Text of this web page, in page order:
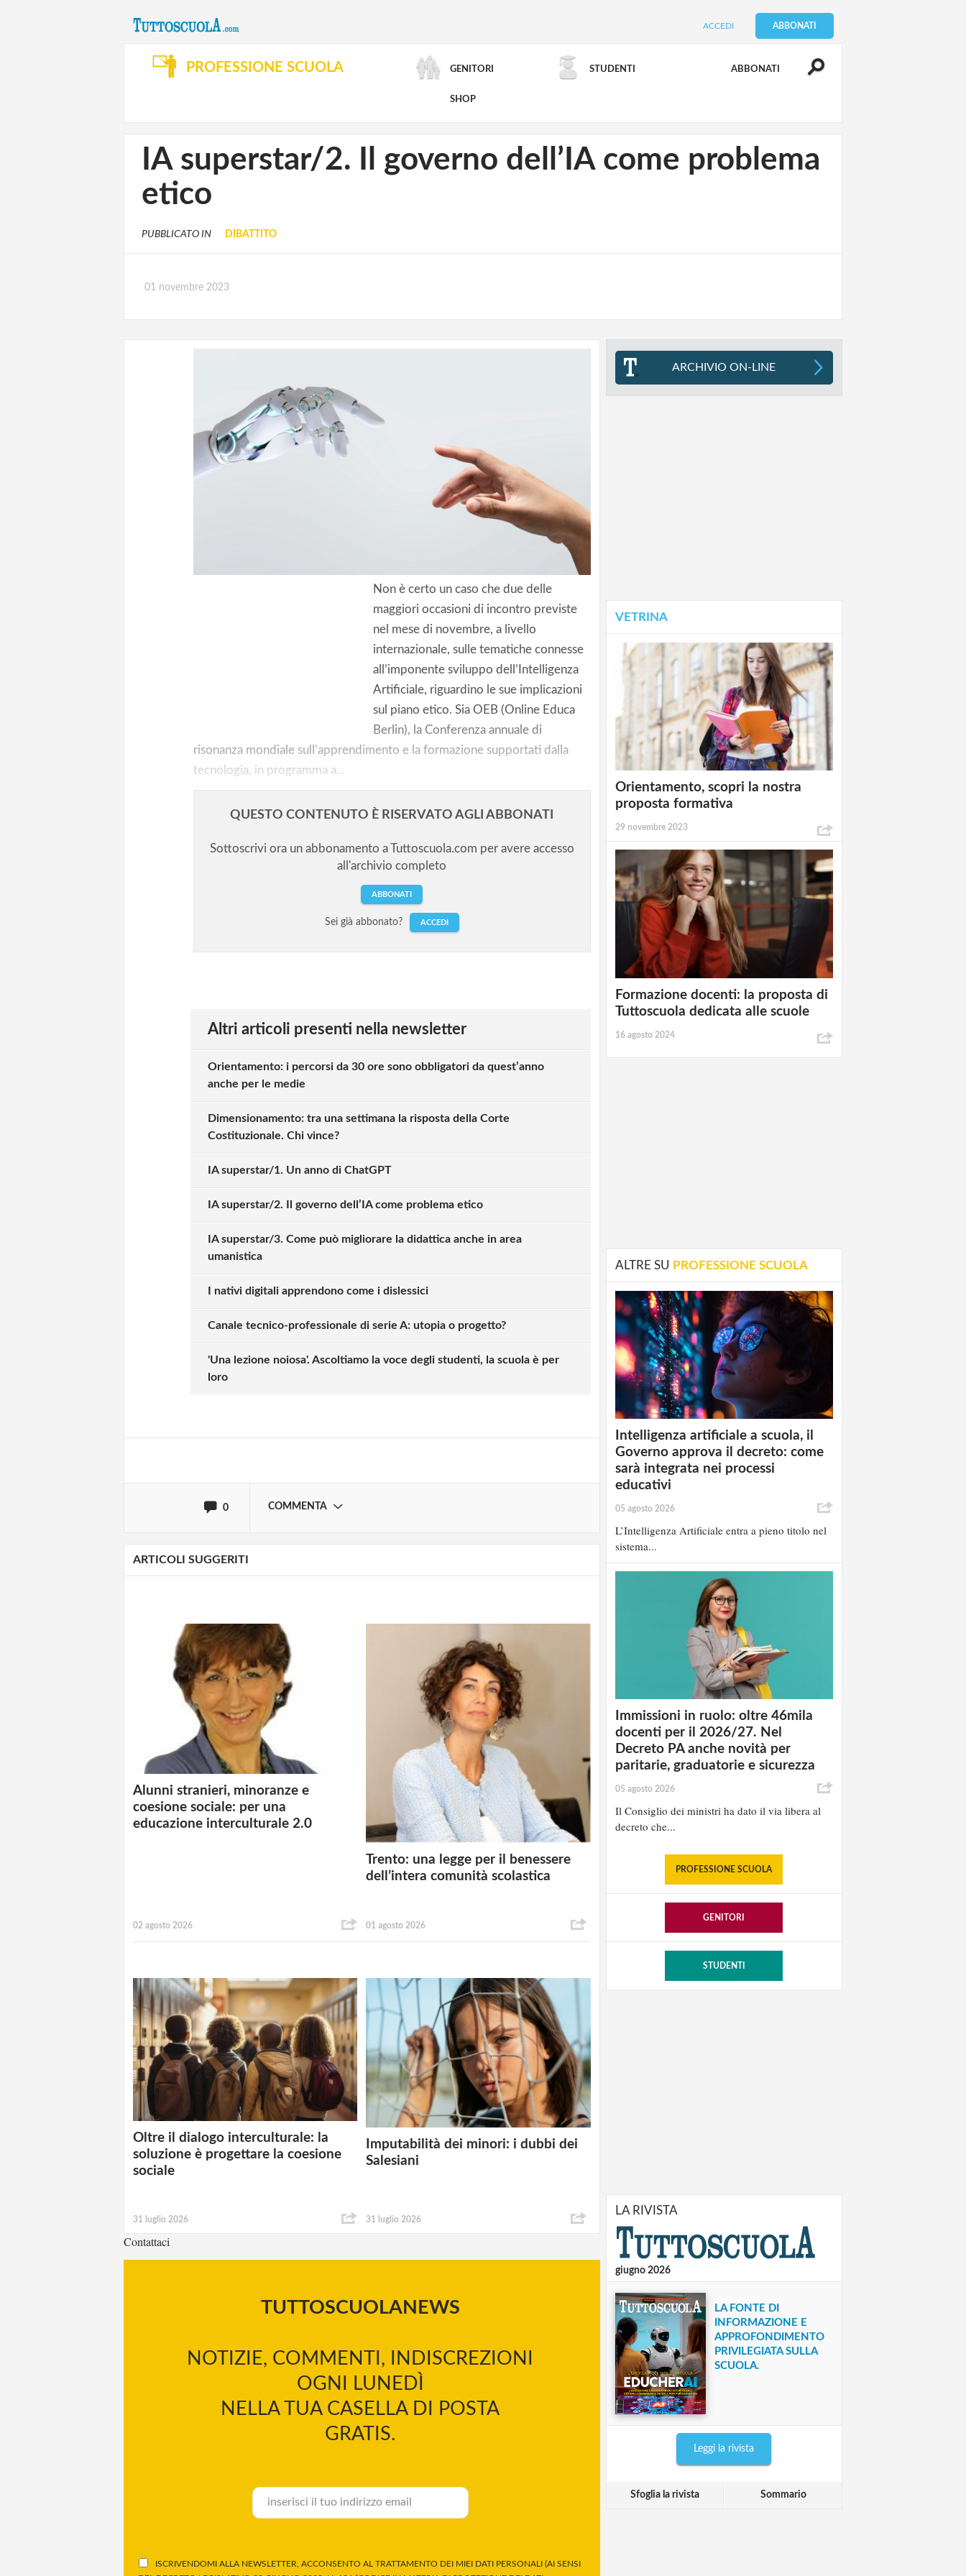
ACCEDI ABBONATI
PROFESSIONE SCUOLA GENITORI STUDENTI ABBONATI
SHOP
RICERCA AVANZATA
IA superstar/2. Il governo dell’IA come problema
etico
PUBBLICATO IN DIBATTITO
01 novembre 2023
Non è certo un caso che due delle
maggiori occasioni di incontro previste
nel mese di novembre, a livello
internazionale, sulle tematiche connesse
all’imponente sviluppo dell’Intelligenza
Artificiale, riguardino le sue implicazioni
sul piano etico. Sia OEB (Online Educa
Berlin), la Conferenza annuale di
risonanza mondiale sull’apprendimento e la formazione supportati dalla
tecnologia, in programma a...
QUESTO CONTENUTO È RISERVATO AGLI ABBONATI
Sottoscrivi ora un abbonamento a Tuttoscuola.com per avere accesso
all'archivio completo
ABBONATI
Sei già abbonato? ACCEDI
Altri articoli presenti nella newsletter
Orientamento: i percorsi da 30 ore sono obbligatori da quest’anno
anche per le medie
Dimensionamento: tra una settimana la risposta della Corte
Costituzionale. Chi vince?
IA superstar/1. Un anno di ChatGPT
IA superstar/2. Il governo dell’IA come problema etico
IA superstar/3. Come può migliorare la didattica anche in area
umanistica
I nativi digitali apprendono come i dislessici
Canale tecnico-professionale di serie A: utopia o progetto?
'Una lezione noiosa'. Ascoltiamo la voce degli studenti, la scuola è per
loro
0 COMMENTA
Solo gli utenti registrati possono commentare!
ARTICOLI SUGGERITI
Alunni stranieri, minoranze e
coesione sociale: per una
educazione interculturale 2.0
02 agosto 2026
Trento: una legge per il benessere
dell’intera comunità scolastica
01 agosto 2026
Oltre il dialogo interculturale: la
soluzione è progettare la coesione
sociale
31 luglio 2026
Imputabilità dei minori: i dubbi dei
Salesiani
31 luglio 2026
Contattaci
TUTTOSCUOLANEWS
NOTIZIE, COMMENTI, INDISCREZIONI
OGNI LUNEDÌ
NELLA TUA CASELLA DI POSTA
GRATIS.
ISCRIVENDOMI ALLA NEWSLETTER, ACCONSENTO AL TRATTAMENTO DEI MIEI DATI PERSONALI (AI SENSI
ARCHIVIO ON-LINE
VETRINA
Orientamento, scopri la nostra
proposta formativa
29 novembre 2023
Formazione docenti: la proposta di
Tuttoscuola dedicata alle scuole
16 agosto 2024
ALTRE SU PROFESSIONE SCUOLA
Intelligenza artificiale a scuola, il
Governo approva il decreto: come
sarà integrata nei processi
educativi
05 agosto 2026
L’Intelligenza Artificiale entra a pieno titolo nel
sistema...
Immissioni in ruolo: oltre 46mila
docenti per il 2026/27. Nel
Decreto PA anche novità per
paritarie, graduatorie e sicurezza
05 agosto 2026
Il Consiglio dei ministri ha dato il via libera al
decreto che...
PROFESSIONE SCUOLA
GENITORI
STUDENTI
LA RIVISTA
giugno 2026
LA FONTE DI
INFORMAZIONE E
APPROFONDIMENTO
PRIVILEGIATA SULLA
SCUOLA.
Leggi la rivista
Sfoglia la rivista Sommario